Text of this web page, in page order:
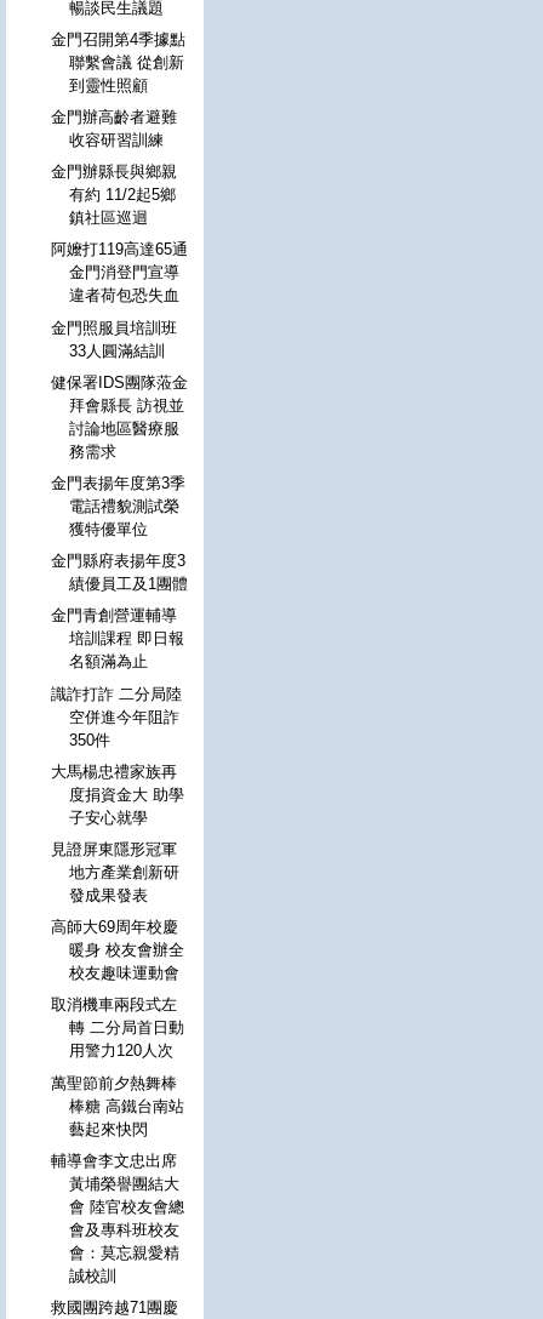
暢談民生議題
金門召開第4季據點
聯繫會議 從創新
到靈性照顧
金門辦高齡者避難
收容研習訓練
金門辦縣長與鄉親
有約 11/2起5鄉
鎮社區巡迴
阿嬤打119高達65通
金門消登門宣導
違者荷包恐失血
金門照服員培訓班
33人圓滿結訓
健保署IDS團隊蒞金
拜會縣長 訪視並
討論地區醫療服
務需求
金門表揚年度第3季
電話禮貌測試榮
獲特優單位
金門縣府表揚年度3
績優員工及1團體
金門青創營運輔導
培訓課程 即日報
名額滿為止
識詐打詐 二分局陸
空併進今年阻詐
350件
大馬楊忠禮家族再
度捐資金大 助學
子安心就學
見證屏東隱形冠軍
地方產業創新研
發成果發表
高師大69周年校慶
暖身 校友會辦全
校友趣味運動會
取消機車兩段式左
轉 二分局首日動
用警力120人次
萬聖節前夕熱舞棒
棒糖 高鐵台南站
藝起來快閃
輔導會李文忠出席
黃埔榮譽團結大
會 陸官校友會總
會及專科班校友
會：莫忘親愛精
誠校訓
救國團跨越71團慶